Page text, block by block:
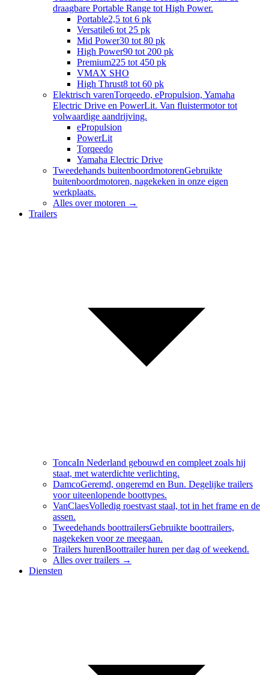
draagbare Portable Range tot High Power.
Portable2,5 tot 6 pk
Versatile6 tot 25 pk
Mid Power30 tot 80 pk
High Power90 tot 200 pk
Premium225 tot 450 pk
VMAX SHO
High Thrust8 tot 60 pk
Elektrisch varenTorqeedo, ePropulsion, Yamaha
Electric Drive en PowerLit. Van fluistermotor tot
volwaardige aandrijving.
ePropulsion
PowerLit
Torqeedo
Yamaha Electric Drive
Tweedehands buitenboordmotorenGebruikte
buitenboordmotoren, nagekeken in onze eigen
werkplaats.
Alles overmotoren →
Trailers
ToncaIn Nederland gebouwd en compleet zoals hij
staat, met waterdichte verlichting.
DamcoGeremd, ongeremd en Bun. Degelijke trailers
voor uiteenlopende boottypes.
VanClaesVolledig roestvast staal, tot in het frame en de
assen.
Tweedehands boottrailersGebruikte boottrailers,
nagekeken voor ze meegaan.
Trailers hurenBoottrailer huren per dag of weekend.
Alles overtrailers →
Diensten